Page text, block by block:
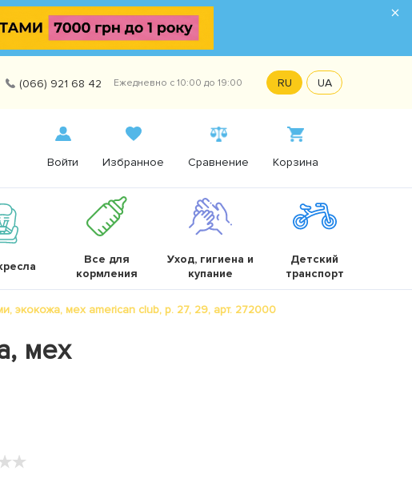
×
(066) 921 68 42 Ежедневно с 10:00 до 19:00 RU UA
Войти Избранное Сравнение Корзина
Все для
кормления
Уход, гигиена и
купание
Детский
транспорт
экокожа, мех american club, р. 27, 29, арт. 272000
мех
★